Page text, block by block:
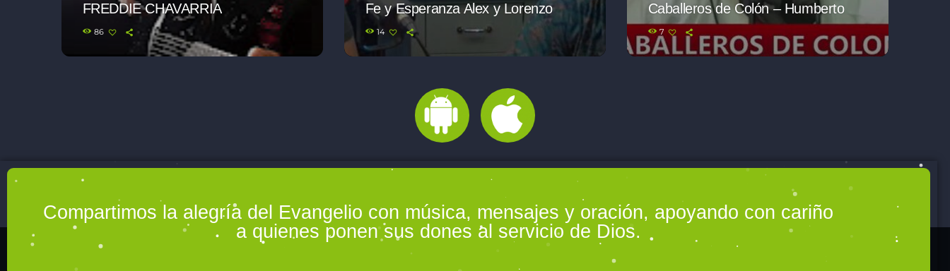
FREDDIE CHAVARRIA
86
Fe y Esperanza Alex y Lorenzo
14
Caballeros de Colón – Humberto
7
Compartimos la alegría del Evangelio con música, mensajes y oración, apoyando con cariño
a quienes ponen sus dones al servicio de Dios.